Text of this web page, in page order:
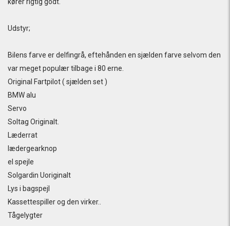
kører rigtig godt.
Udstyr;
Bilens farve er delfingrå, eftehånden en sjælden farve selvom den
var meget populær tilbage i 80 erne.
Original Fartpilot ( sjælden set )
BMW alu
Servo
Soltag Originalt.
Læderrat
lædergearknop
el spejle
Solgardin Uoriginalt
Lys i bagspejl
Kassettespiller og den virker..
Tågelygter